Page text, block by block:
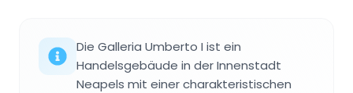
Die Galleria Umberto I ist ein
Handelsgebäude in der Innenstadt
Neapels mit einer charakteristischen